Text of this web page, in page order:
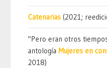
Catenarias (2021;
"Pero eran otros
antologíaMujeres en
2018)